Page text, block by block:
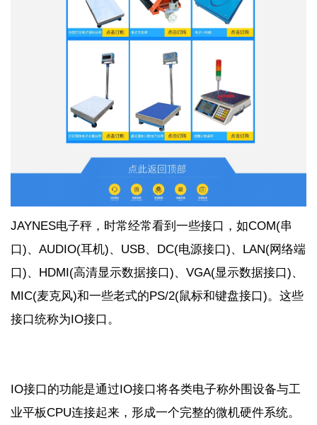
JAYNES电子秤，时常经常看到一些接口，如COM(串
口)、 AUDIO(耳机)、 USB、 DC(电源接口)、 LAN(网络端
口)、 HDMI(高清显示数据接口)、 VGA(显示数据接口)、
MIC(麦克风)和一些老式的PS/2(鼠标和键盘接口)。这些
接口统称为IO接口。
IO接口的功能是通过IO接口将各类电子称外围设备与工
业平板CPU连接起来，形成一个完整的微机硬件系统。